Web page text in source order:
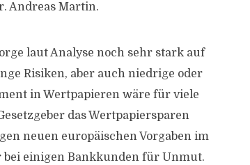
Andreas Martin.
laut Analyse noch sehr stark auf
Risiken, aber auch niedrige oder
in Wertpapieren wäre für viele
das Wertpapiersparen
neuen europäischen Vorgaben im
bei einigen Bankkunden für Unmut.